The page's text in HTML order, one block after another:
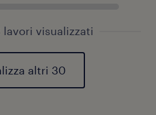
lavori visualizzati
altri 30